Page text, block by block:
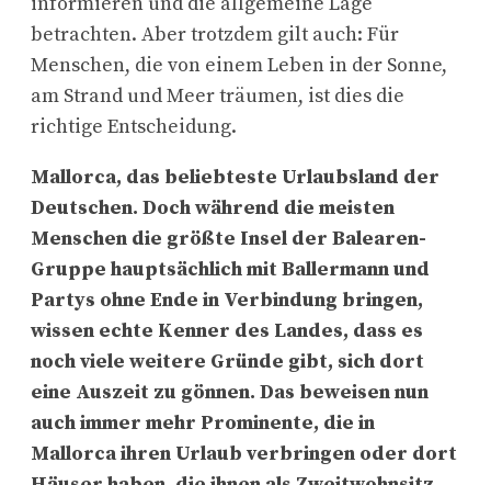
betrachten. Aber trotzdem gilt auch: Für
Menschen, die von einem Leben in der Sonne,
am Strand und Meer träumen, ist dies die
richtige Entscheidung.
Mallorca, das beliebteste Urlaubsland der
Deutschen. Doch während die meisten
Menschen die größte Insel der Balearen-
Gruppe hauptsächlich mit Ballermann und
Partys ohne Ende in Verbindung bringen,
wissen echte Kenner des Landes, dass es
noch viele weitere Gründe gibt, sich dort
eine Auszeit zu gönnen. Das beweisen nun
auch immer mehr Prominente, die in
Mallorca ihren Urlaub verbringen oder dort